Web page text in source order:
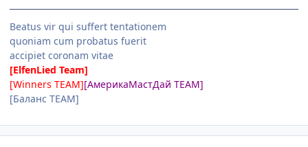
Beatus vir qui suffert tentationem
quoniam cum probatus fuerit
accipiet coronam vitae
[ElfenLied Team]
[Winners TEAM][АмерикаМастДай TEAM]
[Баланс TEAM]